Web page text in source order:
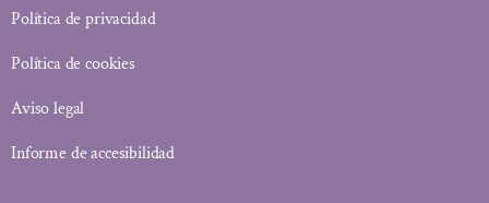
Política de privacidad
Política de cookies
Aviso legal
Informe de accesibilidad